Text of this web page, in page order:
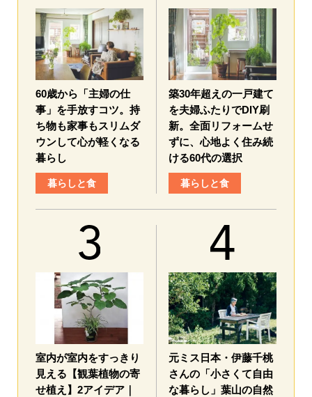
60歳から「主婦の仕
事」を手放すコツ。持
ち物も家事もスリムダ
ウンして心が軽くなる
暮らし
暮らしと食
築30年超えの一戸建て
を夫婦ふたりでDIY刷
新。全面リフォームせ
ずに、心地よく住み続
ける60代の選択
暮らしと食
室内が室内をすっきり
見える【観葉植物の寄
せ植え】2アイデア｜
元ミス日本・伊藤千桃
さんの「小さくて自由
な暮らし」葉山の自然